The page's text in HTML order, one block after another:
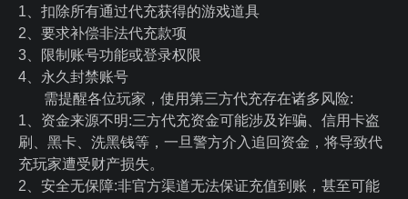
1、扣除所有通过代充获得的游戏道具
2、要求补偿非法代充款项
3、限制账号功能或登录权限
4、永久封禁账号
需提醒各位玩家，使用第三方代充存在诸多风险:
1、资金来源不明:三方代充资金可能涉及诈骗、信用卡盗
刷、黑卡、洗黑钱等，一旦警方介入追回资金，将导致代
充玩家遭受财产损失。
2、安全无保障:非官方渠道无法保证充值到账，甚至可能